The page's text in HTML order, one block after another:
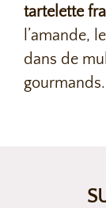
tartelette
l’amande,
dans de
gourmands.